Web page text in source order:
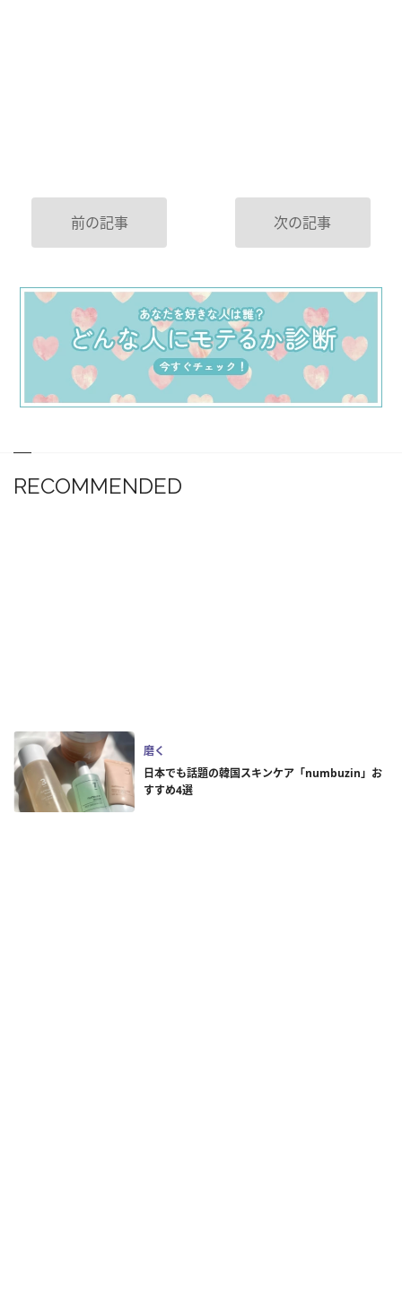
前の記事 次の記事
RECOMMENDED
磨く
日本でも話題の韓国スキンケア「numbuzin」お
すすめ4選